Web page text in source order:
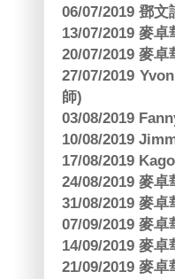
06/07/2019 鄧
13/07/2019 麥
20/07/2019 麥
27/07/2019
師)
03/08/2019
10/08/2019
17/08/2019
24/08/2019 麥
31/08/2019 麥
07/09/2019 麥
14/09/2019 麥
21/09/2019 麥